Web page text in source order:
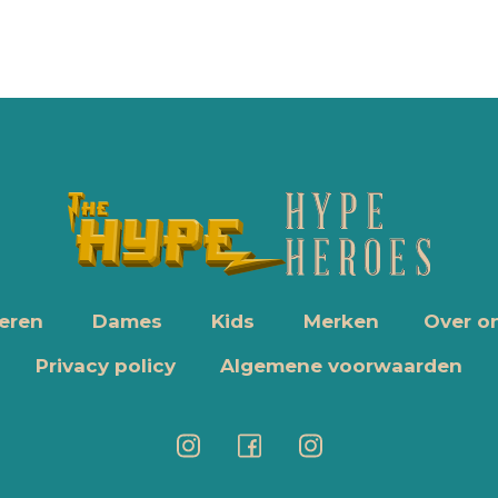
Dames Kids Merken
Over
Privacy policy
Algemene voorwaarden